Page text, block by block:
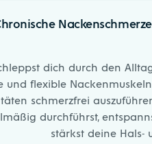
dich durch den
und flexible
schmerzfrei
durchführst,
stärkst deine Hals-